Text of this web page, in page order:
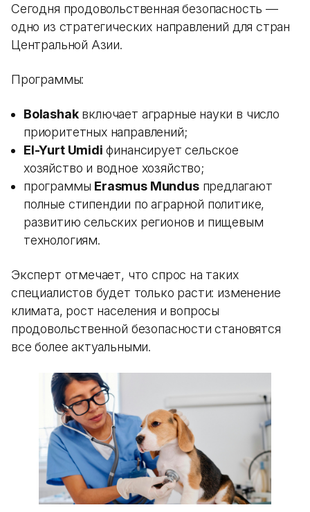
Сегодня продовольственная безопасность —
одно из стратегических направлений для стран
Центральной Азии.
Программы:
Bolashakвключает аграрные науки в число
приоритетных направлений;
El-Yurt Umidi финансирует сельское
хозяйство и водное хозяйство;
программы Erasmus Mundusпредлагают
полные стипендии по аграрной политике,
развитию сельских регионов и пищевым
технологиям.
Эксперт отмечает, что спрос на таких
специалистов будет только расти: изменение
климата, рост населения и вопросы
продовольственной безопасности становятся
все более актуальными.